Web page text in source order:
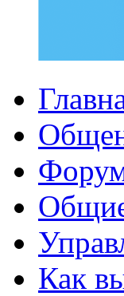
Как